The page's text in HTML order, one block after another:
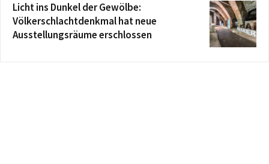
Licht ins Dunkel der Gewölbe:
Völkerschlachtdenkmal hat neue
Ausstellungsräume erschlossen